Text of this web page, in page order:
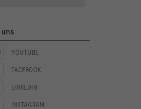
uns
YOUTUBE
FACEBOOK
LINKEDIN
INSTAGRAM